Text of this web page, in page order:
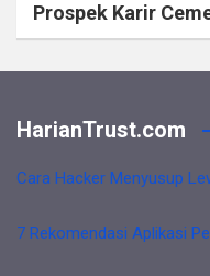
Prospek Karir
HarianTrust.com
Cara Hacker Menyusup
7 Rekomendasi Aplikasi